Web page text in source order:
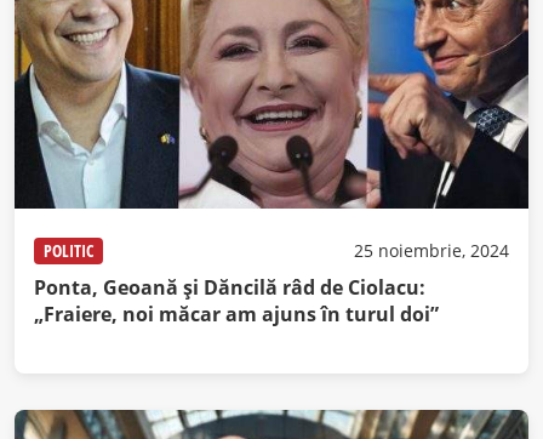
POLITIC 25 noiembrie, 2024
Ponta, Geoană și Dăncilă râd de Ciolacu:
„Fraiere, noi măcar am ajuns în turul doi”